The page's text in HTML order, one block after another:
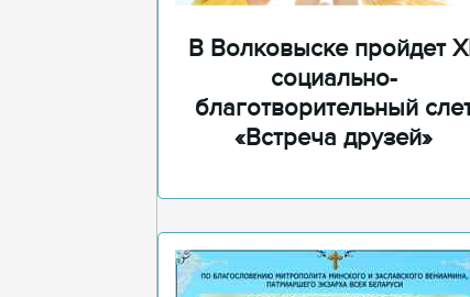
В Волковыске пройдет
социально-
благотворительный
«Встреча друзей»